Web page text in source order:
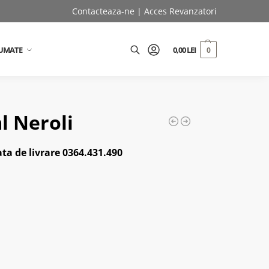
Contacteaza-ne | Acces Revanzatori
0,00LEI 0
Neroli
de livrare 0364.431.490